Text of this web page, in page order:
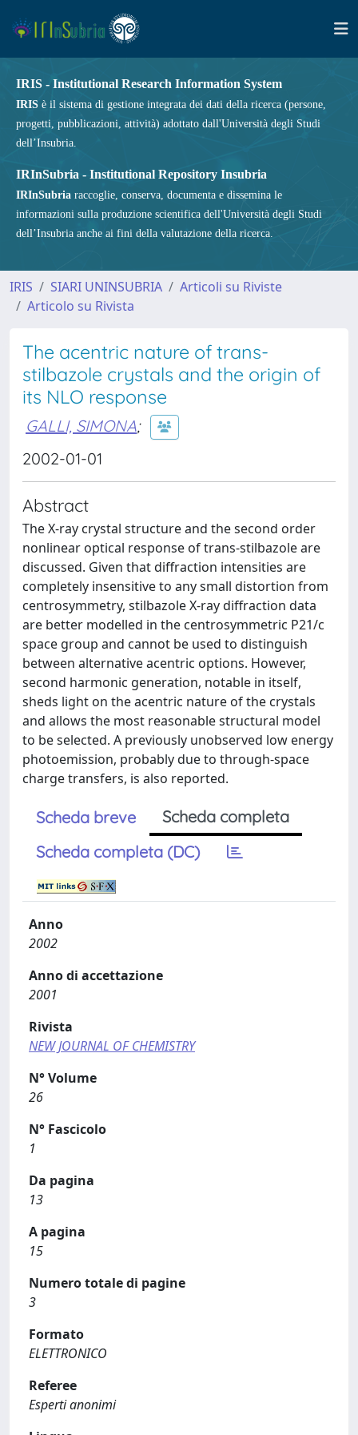
IRIS - Institutional Research Information System
IRIS è il sistema di gestione integrata dei dati della ricerca (persone,
progetti, pubblicazioni, attività) adottato dall'Università degli Studi
dell’Insubria.
IRInSubria - Institutional Repository Insubria
IRInSubria raccoglie, conserva, documenta e dissemina le
informazioni sulla produzione scientifica dell'Università degli Studi
dell’Insubria anche ai fini della valutazione della ricerca.
IRIS SIARI UNINSUBRIA
Articoli su Riviste
Articolo su Rivista
The acentric nature of trans-
stilbazole crystals and the origin of
its NLO response
GALLI, SIMONA;
2002-01-01
Abstract
The X-ray crystal structure and the second order
nonlinear optical response of trans-stilbazole are
discussed. Given that diffraction intensities are
completely insensitive to any small distortion from
centrosymmetry, stilbazole X-ray diffraction data
are better modelled in the centrosymmetric P21/c
space group and cannot be used to distinguish
between alternative acentric options. However,
second harmonic generation, notable in itself,
sheds light on the acentric nature of the crystals
and allows the most reasonable structural model
to be selected. A previously unobserved low energy
photoemission, probably due to through-space
charge transfers, is also reported.
Scheda breve
Scheda completa
Scheda completa (DC)
Anno
2002
Anno di accettazione
2001
Rivista
NEW JOURNAL OF CHEMISTRY
N° Volume
26
N° Fascicolo
1
Da pagina
13
A pagina
15
Numero totale di pagine
3
Formato
ELETTRONICO
Referee
Esperti anonimi